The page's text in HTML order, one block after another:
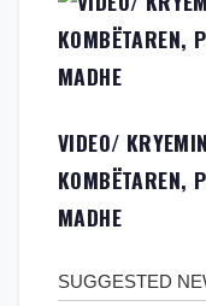
VIDEO/
KOMBËTAREN,
MADHE